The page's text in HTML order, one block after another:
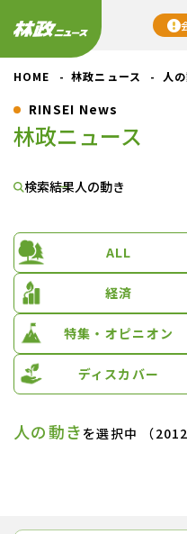
HOME 林政ニュース 人
RINSEI News
林政ニュース
検索結果人の動き
ALL
経済
特集・オピニオン
ディスカバー
人の動き を選択中 （